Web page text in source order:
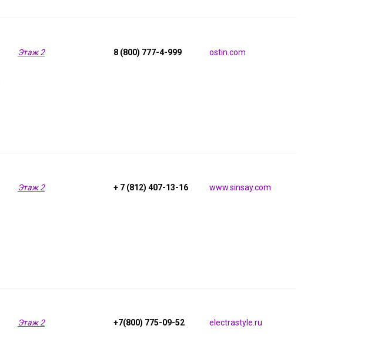
Этаж 2 8 (800) 777-4-999 ostin.com
Этаж 2 + 7 (812) 407-13-16 www.sinsay.com
Этаж 2 +7(800) 775-09-52 electrastyle.ru